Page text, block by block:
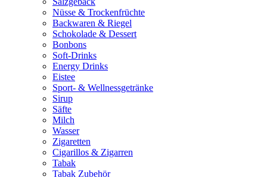
Nüsse & Trockenfrüchte
Backwaren & Riegel
Schokolade & Dessert
Bonbons
Soft-Drinks
Energy Drinks
Eistee
Sport- & Wellnessgetränke
Sirup
Säfte
Milch
Wasser
Zigaretten
Cigarillos & Zigarren
Tabak
Tabak Zubehör